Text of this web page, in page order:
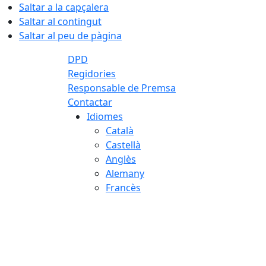
Saltar a la capçalera
Saltar al contingut
Saltar al peu de pàgina
DPD
Regidories
Responsable de Premsa
Contactar
Idiomes
Català
Castellà
Anglès
Alemany
Francès